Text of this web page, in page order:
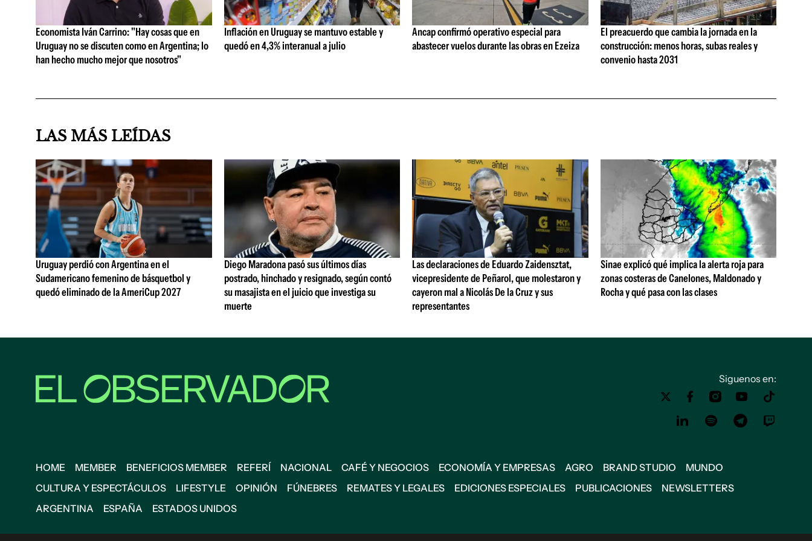
Economista Iván Carrino: "Hay cosas que en
Uruguay no se discuten como en Argentina; lo
han hecho mucho mejor que nosotros"
Inflación en Uruguay se mantuvo estable y
quedó en 4,3% interanual a julio
Ancap confirmó operativo especial para
abastecer vuelos durante las obras en Ezeiza
El preacuerdo que cambia la jornada en la
construcción: menos horas, subas reales y
convenio hasta 2031
LAS MÁS LEÍDAS
Uruguay perdió con Argentina en el
Sudamericano femenino de básquetbol y
quedó eliminado de la AmeriCup 2027
Diego Maradona pasó sus últimos días
postrado, hinchado y resignado, según contó
su masajista en el juicio que investiga su
muerte
Las declaraciones de Eduardo Zaidensztat,
vicepresidente de Peñarol, que molestaron y
cayeron mal a Nicolás De la Cruz y sus
representantes
Sinae explicó qué implica la alerta roja para
zonas costeras de Canelones, Maldonado y
Rocha y qué pasa con las clases
Siguenos en:
HOME MEMBER BENEFICIOS MEMBER REFERÍ NACIONAL CAFÉ Y NEGOCIOS ECONOMÍA Y EMPRESAS AGRO BRAND STUDIO
MUNDO
CULTURA Y ESPECTÁCULOS
LIFESTYLE OPINIÓN FÚNEBRES REMATES Y LEGALES EDICIONES ESPECIALES PUBLICACIONES
NEWSLETTERS
ARGENTINA
ESPAÑA ESTADOS UNIDOS